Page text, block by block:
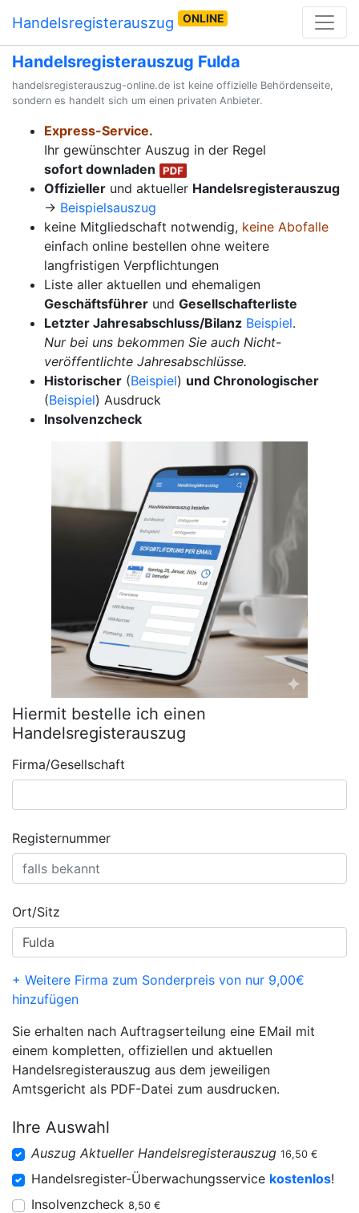
Handelsregisterauszug ONLINE
Handelsregisterauszug Fulda
handelsregisterauszug-online.de ist keine offizielle Behördenseite,
sondern es handelt sich um einen privaten Anbieter.
Express-Service.
Ihr gewünschter Auszug in der Regel
sofort downladen
Offizieller und aktueller Handelsregisterauszug
→ Beispielsauszug
keine Mitgliedschaft notwendig, keine Abofalle
einfach online bestellen ohne weitere
langfristigen Verpflichtungen
Liste aller aktuellen und ehemaligen
Geschäftsführer und Gesellschafterliste
Letzter Jahresabschluss/Bilanz Beispiel.
Nur bei uns bekommen Sie auch Nicht-
veröffentlichte Jahresabschlüsse.
Historischer (Beispiel) und Chronologischer
(Beispiel) Ausdruck
Insolvenzcheck
Hiermit bestelle ich einen
Handelsregisterauszug
Firma/Gesellschaft
Registernummer
Ort/Sitz
+ Weitere Firma zum Sonderpreis von nur 9,00€
hinzufügen
Sie erhalten nach Auftragserteilung eine EMail mit
einem kompletten, offiziellen und aktuellen
Handelsregisterauszug aus dem jeweiligen
Amtsgericht als PDF-Datei zum ausdrucken.
Ihre Auswahl
Auszug Aktueller Handelsregisterauszug 16,50 €
Handelsregister-Überwachungsservice kostenlos!
Insolvenzcheck 8,50 €